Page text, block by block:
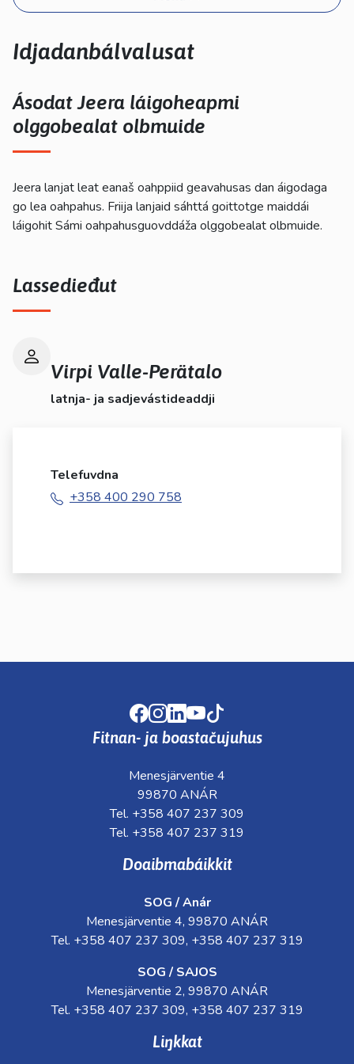
pyyhkäisyliikkeitä.
Idjadanbálvalusat
Ásodat Jeera láigoheapmi
olggobealat olbmuide
Jeera lanjat leat eanaš oahppiid geavahusas dan áigodaga
go lea oahpahus. Friija lanjaid sáhttá goittotge maiddái
láigohit Sámi oahpahusguovddáža olggobealat olbmuide.
Lassedieđut
Virpi Valle-Perätalo
latnja- ja sadjevástideaddji
Telefuvdna
+358 400 290 758
Facebook
Instagram
LinkedIn
Youtube
Fitnan- ja boastačujuhus
Menesjärventie 4
99870 ANÁR
Tel. +358 407 237 309
Tel. +358 407 237 319
Doaibmabáikkit
SOG / Anár
Menesjärventie 4, 99870 ANÁR
Tel. +358 407 237 309, +358 407 237 319
SOG / SAJOS
Menesjärventie 2, 99870 ANÁR
Tel. +358 407 237 309, +358 407 237 319
Liŋkkat